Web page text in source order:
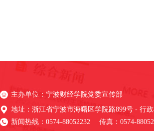
主办单位：宁波财经学院党委宣传部
地址：浙江省宁波市海曙区学院路899号 - 行
新闻热线：0574-88052232 传真：0574-